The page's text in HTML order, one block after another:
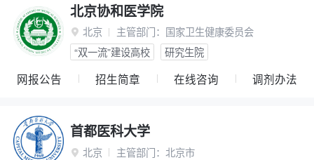
北京协和医学院
 北京 主管部门： 国家卫生健康委员会
“双一流”建设高校
研究生院
网报公告 招生简章 在线咨询 调剂办法
首都医科大学
 北京 主管部门： 北京市